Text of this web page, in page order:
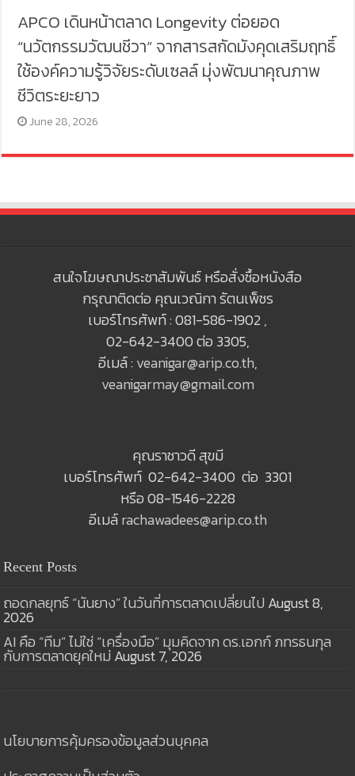
APCO เดินหน้าตลาด Longevity ต่อยอด
“นวัตกรรมวัฒนชีวา” จากสารสกัดมังคุดเสริมฤทธิ์
ใช้องค์ความรู้วิจัยระดับเซลล์ มุ่งพัฒนาคุณภาพ
ชีวิตระยะยาว
June 28, 2026
สนใจโฆษณาประชาสัมพันธ์ หรือสั่งซื้อหนังสือ
กรุณาติดต่อ คุณเวณิกา รัตนเพ็ชร
เบอร์โทรศัพท์ : 081-586-1902 ,
02-642-3400 ต่อ 3305,
อีเมล์ : veanigar@arip.co.th,
veanigarmay@gmail.com
คุณราชาวดี สุขมี
เบอร์โทรศัพท์ 02-642-3400 ต่อ 3301
หรือ 08-1546-2228
อีเมล์rachawadees@arip.co.th
Recent Posts
ถอดกลยุทธ์ “นันยาง” ในวันที่การตลาดเปลี่ยนไป August 8,
2026
AI คือ “ทีม” ไม่ใช่ “เครื่องมือ” มุมคิดจาก ดร.เอกก์ ภทรธนกุล
กับการตลาดยุคใหม่ August 7, 2026
นโยบายการคุ้มครองข้อมูลส่วนบุคคล